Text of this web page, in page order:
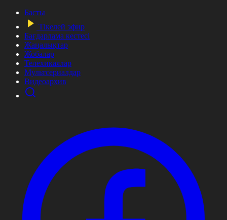
Басты
Тікелей эфир
Бағдарлама кестесі
Жаңалықтар
Жобалар
Телехикаялар
Мультсериалдар
Видеоархив